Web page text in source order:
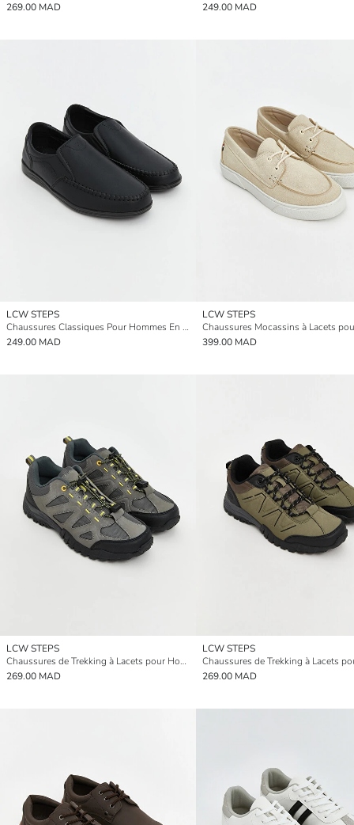
269.00 MAD
249.00 MAD
LCW STEPS
Chaussures Classiques Pour Hommes En Fausse Suédine
249.00 MAD
LCW STEPS
399.00 MAD
LCW STEPS
Chaussures de Trekking à Lacets pour Hommes
269.00 MAD
LCW STEPS
269.00 MAD